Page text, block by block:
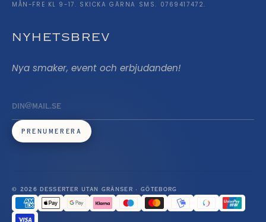
MÅN-FRE KL 9-17. SKICKA GÄRNA SMS. 0769417472.
NYHETSBREV
Nya smaker, event och erbjudanden!
PRENUMERERA
© 2026 DESSERTER UTAN GRÄNSER · GÖTEBORG